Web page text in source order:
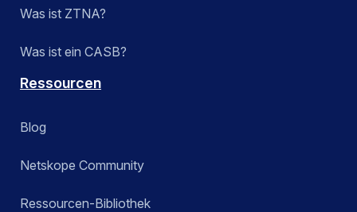
Was ist ZTNA?
Was ist ein CASB?
Ressourcen
Blog
Netskope Community
Ressourcen-Bibliothek